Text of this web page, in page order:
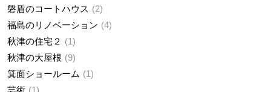
磐盾のコートハウス
2
福島のリノベーション
4
秋津の住宅２
1
秋津の大屋根
9
箕面ショールーム
1
芸術
1